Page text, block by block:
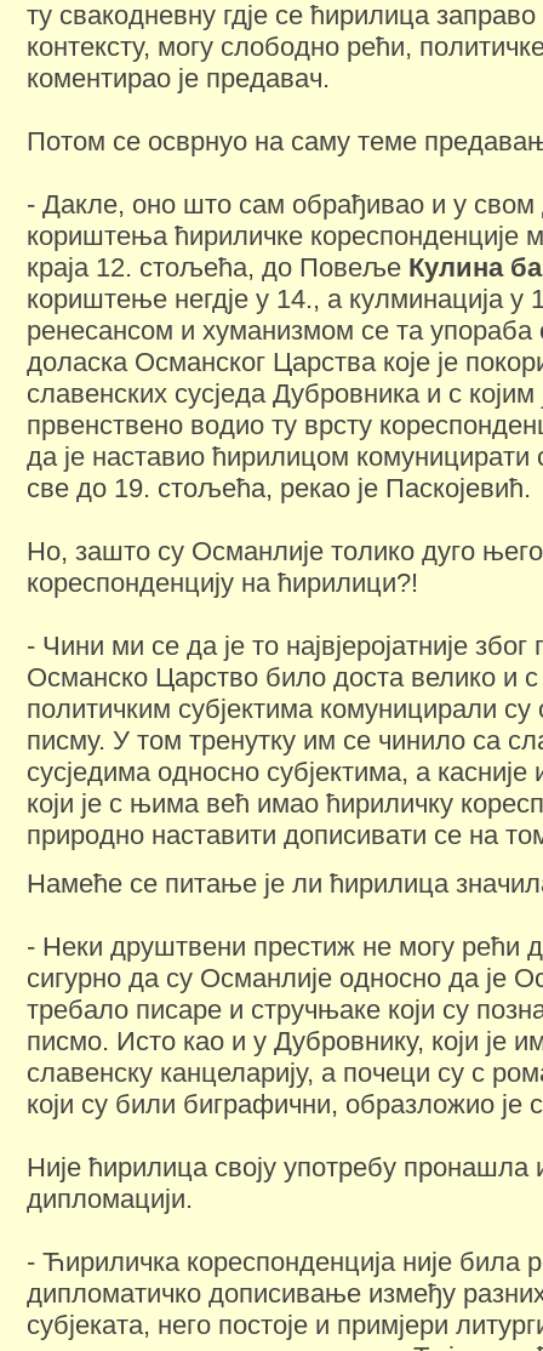
ту свакодневну гдје се ћирилица заправо
контексту, могу слободно рећи,
коментирао је предавач.
Потом се осврнуо на саму теме
- Дакле, оно што сам обрађивао и у свом
кориштења ћириличке кореспонденције
краја 12. стољећа, до Повеље Кулина
кориштење негдје у 14., а кулминација у
ренесансом и хуманизмом се та упораба
доласка Османског Царства које је
славенских сусједа Дубровника и с
првенствено водио ту врсту
да је наставио ћирилицом
све до 19. стољећа, рекао је Паскојевић.
Но, зашто су Османлије толико дуго
кореспонденцију на ћирилици?!
- Чини ми се да је то највјеројатније због
Османско Царство било доста велико и
политичким субјектима комуницирали су
писму. У том тренутку им се чинило са
сусједима односно субјектима, а
који је с њима већ имао ћириличку
природно наставити дописивати се на
Намеће се питање је ли ћирилица
- Неки друштвени престиж не могу рећи
сигурно да су Османлије односно да је
требало писаре и стручњаке који су
писмо. Исто као и у Дубровнику, који је
славенску канцеларију, а почеци су с
који су били биграфични, образложио је
Није ћирилица своју употребу пронашла
дипломацији.
- Ћириличка кореспонденција није била
дипломатичко дописивање између
субјеката, него постоје и примјери